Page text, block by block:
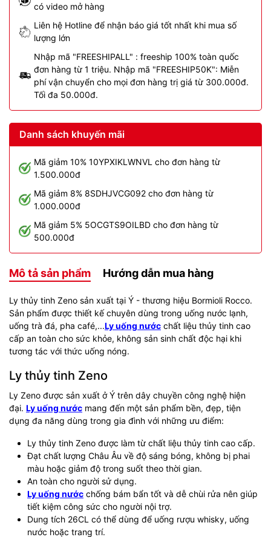
có video mở hàng
Liên hệ Hotline để nhận báo giá tốt nhất khi mua số
lượng lớn
Nhập mã "FREESHIPALL" : freeship 100% toàn quốc
đơn hàng từ 1 triệu. Nhập mã "FREESHIP50K": Miễn
phí vận chuyển cho mọi đơn hàng trị giá từ 300.000đ.
Tối đa 50.000đ.
Danh sách khuyến mãi
Mã giảm 10% 10YPXIKLWNVL cho đơn hàng từ
1.500.000đ
Mã giảm 8% 8SDHJVCG092 cho đơn hàng từ
1.000.000đ
Mã giảm 5% 5OCGTS9OILBD cho đơn hàng từ
500.000đ
Mô tả sản phẩm Hướng dẫn mua hàng
Ly thủy tinh Zeno sản xuất tại Ý - thương hiệu Bormioli Rocco.
Sản phẩm được thiết kế chuyên dùng trong uống nước lạnh,
uống trà đá, pha café,...Ly uống nước chất liệu thủy tinh cao
cấp an toàn cho sức khỏe, không sản sinh chất độc hại khi
tương tác với thức uống nóng.
Ly thủy tinh Zeno
Ly Zeno được sản xuất ở Ý trên dây chuyền công nghệ hiện
đại. Ly uống nước mang đến một sản phẩm bền, đẹp, tiện
dụng đa năng dùng trong gia đình với những ưu điểm:
Ly thủy tinh Zeno được làm từ chất liệu thủy tinh cao cấp.
Đạt chất lượng Châu Âu về độ sáng bóng, không bị phai
màu hoặc giảm độ trong suốt theo thời gian.
An toàn cho người sử dụng.
Ly uống nước chống bám bẩn tốt và dễ chùi rửa nên giúp
tiết kiệm công sức cho người nội trợ.
Dung tích 26CL có thể dùng để uống rượu whisky, uống
nước hoặc trang trí.